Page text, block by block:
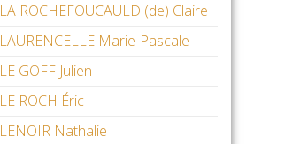
LA ROCHEFOUCAULD (de) Claire
LAURENCELLE Marie-Pascale
LE GOFF Julien
LE ROCH Éric
LENOIR Nathalie